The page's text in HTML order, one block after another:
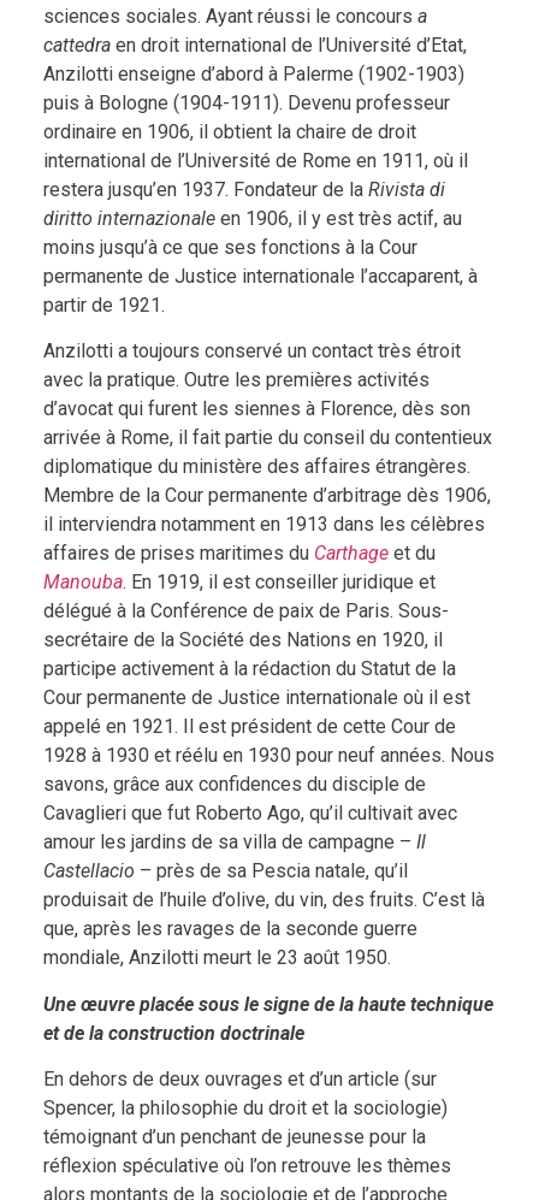
sciences sociales. Ayant réussi le concours a
cattedraen droit international de l’Université d’Etat,
Anzilotti enseigne d’abord à Palerme (1902-1903)
puis à Bologne (1904-1911). Devenu professeur
ordinaire en 1906, il obtient la chaire de droit
international de l’Université de Rome en 1911, où il
restera jusqu’en 1937. Fondateur de la Rivista di
diritto internazionaleen 1906, il y est très actif, au
moins jusqu’à ce que ses fonctions à la Cour
permanente de Justice internationale l’accaparent, à
partir de 1921.
Anzilotti a toujours conservé un contact très étroit
avec la pratique. Outre les premières activités
d’avocat qui furent les siennes à Florence, dès son
arrivée à Rome, il fait partie du conseil du contentieux
diplomatique du ministère des affaires étrangères.
Membre de la Cour permanente d’arbitrage dès 1906,
il interviendra notamment en 1913 dans les célèbres
affaires de prises maritimes du Carthageet du
Manouba. En 1919, il est conseiller juridique et
délégué à la Conférence de paix de Paris. Sous-
secrétaire de la Société des Nations en 1920, il
participe activement à la rédaction du Statut de la
Cour permanente de Justice internationale où il est
appelé en 1921. Il est président de cette Cour de
1928 à 1930 et réélu en 1930 pour neuf années. Nous
savons, grâce aux confidences du disciple de
Cavaglieri que fut Roberto Ago, qu’il cultivait avec
amour les jardins de sa villa de campagne – Il
Castellacio – près de sa Pescia natale, qu’il
produisait de l’huile d’olive, du vin, des fruits. C’est là
que, après les ravages de la seconde guerre
mondiale, Anzilotti meurt le 23 août 1950.
Une œuvre placée sous le signe de la haute technique
et de la construction doctrinale
En dehors de deux ouvrages et d’un article (sur
Spencer, la philosophie du droit et la sociologie)
témoignant d’un penchant de jeunesse pour la
réflexion spéculative où l’on retrouve les thèmes
alors montants de la sociologie et de l’approche